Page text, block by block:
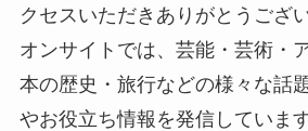
クセスいただきありがとうござ
オンサイトでは、芸能・芸術・
本の歴史・旅行などの様々な話
やお役立ち情報を発信していま